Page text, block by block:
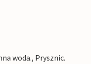
woda., Prysznic.